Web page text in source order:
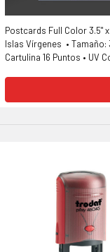
Postcards Full Color 3.5"
Islas Vírgenes •
Cartulina 16 Puntos • UV